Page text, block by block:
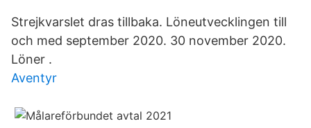
Strejkvarslet dras tillbaka. Löneutvecklingen till
och med september 2020. 30 november 2020.
Löner .
Aventyr